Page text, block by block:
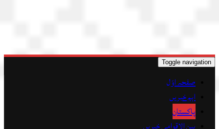
Toggle navigation
صفحہ اوّل
اہم خبریں
پاکستان